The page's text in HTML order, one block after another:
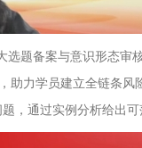
选题备案与意识形态审
力学员建立全链条风
，通过实例分析给出可